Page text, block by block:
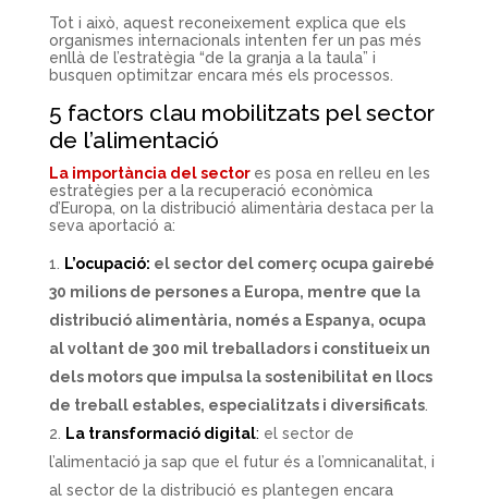
Tot i això, aquest reconeixement explica que els
organismes internacionals intenten fer un pas més
enllà de l’estratègia “de la granja a la taula” i
busquen optimitzar encara més els processos.
5 factors clau mobilitzats pel sector
de l’alimentació
La importància del sector es posa en relleu en les
estratègies per a la recuperació econòmica
d’Europa, on la distribució alimentària destaca per la
seva aportació a:
L’ocupació: el sector del comerç ocupa gairebé
30 milions de persones a Europa, mentre que la
distribució alimentària, només a Espanya, ocupa
al voltant de 300 mil treballadors i constitueix un
dels motors que impulsa la sostenibilitat en llocs
de treball estables, especialitzats i diversificats.
La transformació digital: el sector de
l’alimentació ja sap que el futur és a l’omnicanalitat, i
al sector de la distribució es plantegen encara